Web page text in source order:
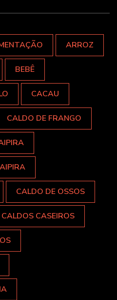
ARROZ
BEBÊ
CACAU
CALDO DE FRANGO
CALDO DE OSSOS
CALDOS CASEIROS